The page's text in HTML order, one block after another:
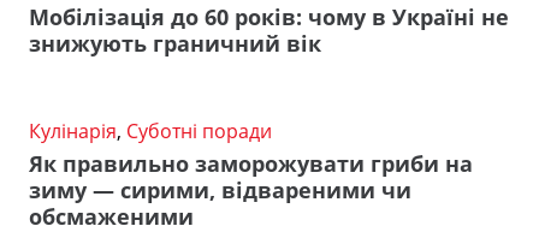
Мобілізація до 60 років: чому в Україні не
знижують граничний вік
Кулінарія, Суботні поради
Як правильно заморожувати гриби на
зиму — сирими, відвареними чи
обсмаженими